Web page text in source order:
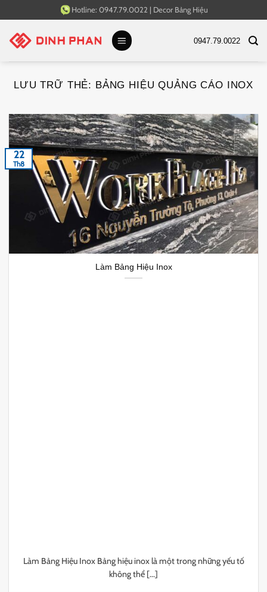
qua
nội
Hotline: 0947.79.0022 | Decor Bảng Hiệu
0947.79.0022
LƯU TRỮ THẺ: BẢNG HIỆU QUẢNG CÁO INOX
Làm Bảng Hiệu Inox
Làm Bảng Hiệu Inox Bảng hiệu inox là một trong những yếu tố
không thể [...]
22
Th8